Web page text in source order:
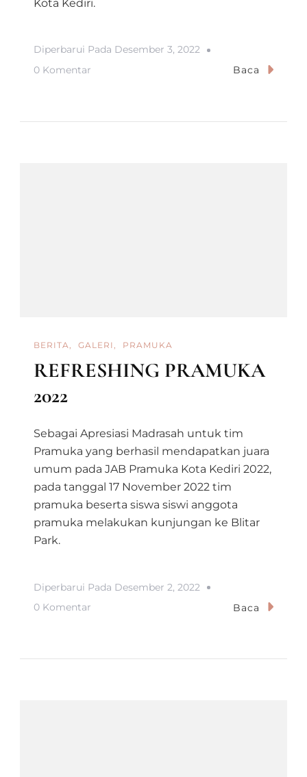
Kota Kediri.
Diperbarui Pada Desember 3, 2022
0 Komentar
Baca
BERITA GALERI PRAMUKA
REFRESHING PRAMUKA
2022
Sebagai Apresiasi Madrasah untuk tim
Pramuka yang berhasil mendapatkan juara
umum pada JAB Pramuka Kota Kediri 2022,
pada tanggal 17 November 2022 tim
pramuka beserta siswa siswi anggota
pramuka melakukan kunjungan ke Blitar
Park.
Diperbarui Pada Desember 2, 2022
0 Komentar
Baca